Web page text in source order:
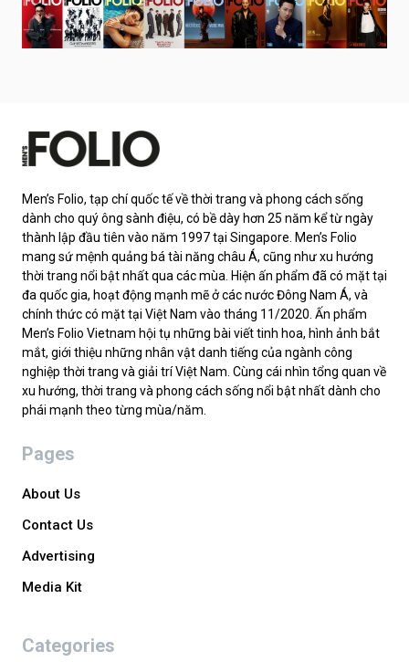
Men’s Folio, tạp chí quốc tế về thời trang và phong cách sống
dành cho quý ông sành điệu, có bề dày hơn 25 năm kể từ ngày
thành lập đầu tiên vào năm 1997 tại Singapore. Men’s Folio
mang sứ mệnh quảng bá tài năng châu Á, cũng như xu hướng
thời trang nổi bật nhất qua các mùa. Hiện ấn phẩm đã có mặt tại
đa quốc gia, hoạt động mạnh mẽ ở các nước Đông Nam Á, và
chính thức có mặt tại Việt Nam vào tháng 11/2020. Ấn phẩm
Men’s Folio Vietnam hội tụ những bài viết tinh hoa, hình ảnh bắt
mắt, giới thiệu những nhân vật danh tiếng của ngành công
nghiệp thời trang và giải trí Việt Nam. Cùng cái nhìn tổng quan về
xu hướng, thời trang và phong cách sống nổi bật nhất dành cho
phái mạnh theo từng mùa/năm.
Pages
About Us
Contact Us
Advertising
Media Kit
Categories